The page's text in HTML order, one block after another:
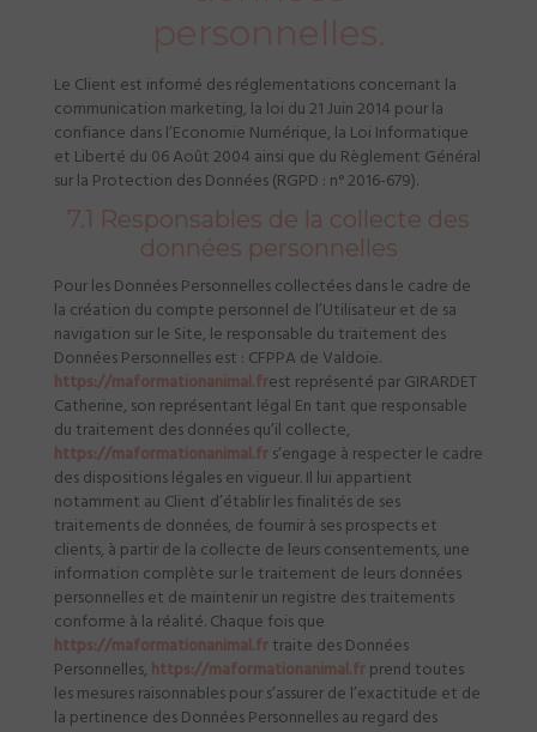
Le Client est informé des réglementations concernant la
communication marketing, la loi du 21 Juin 2014 pour la
confiance dans l’Economie Numérique, la Loi Informatique
et Liberté du 06 Août 2004 ainsi que du Règlement Général
sur la Protection des Données (RGPD : n° 2016-679).
7.1 Responsables de la collecte des
données personnelles
Pour les Données Personnelles collectées dans le cadre de
la création du compte personnel de l’Utilisateur et de sa
navigation sur le Site, le responsable du traitement des
Données Personnelles est : CFPPA de Valdoie.
https://maformationanimal.frest représenté par GIRARDET
Catherine, son représentant légal En tant que responsable
du traitement des données qu’il collecte,
https://maformationanimal.frs’engage à respecter le cadre
des dispositions légales en vigueur. Il lui appartient
notamment au Client d’établir les finalités de ses
traitements de données, de fournir à ses prospects et
clients, à partir de la collecte de leurs consentements, une
information complète sur le traitement de leurs données
personnelles et de maintenir un registre des traitements
conforme à la réalité. Chaque fois que
https://maformationanimal.frtraite des Données
Personnelles, https://maformationanimal.frprend toutes
les mesures raisonnables pour s’assurer de l’exactitude et de
la pertinence des Données Personnelles au regard des